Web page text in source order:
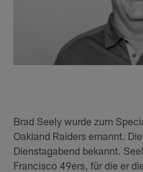
Brad Seely wurde zum
Oakland Raiders ernannt.
Dienstagabend bekannt.
Francisco 49ers, für die er